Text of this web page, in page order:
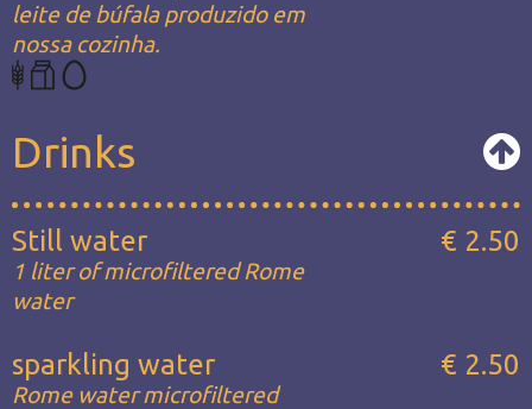
leite de búfala produzido em
nossa cozinha.
Drinks
Still water
1 liter of microfiltered Rome
water
€ 2.50
sparkling water
Rome water microfiltered
€ 2.50